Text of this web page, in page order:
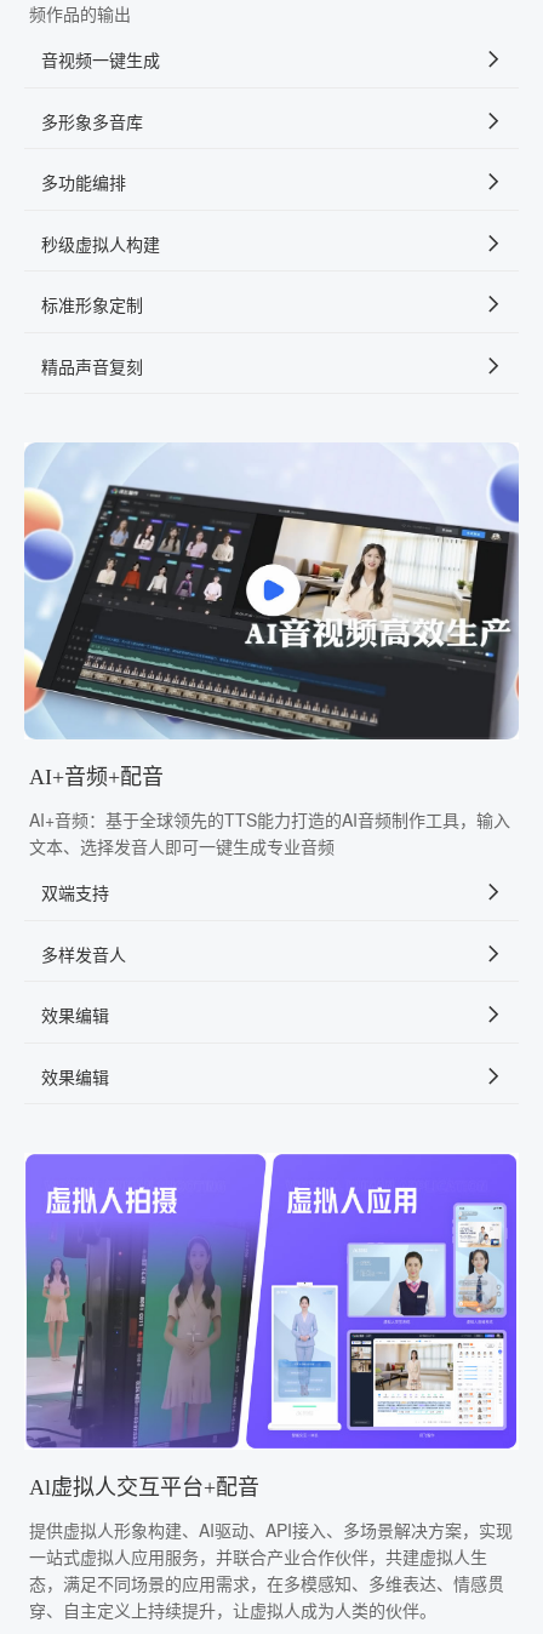
频作品的输出
音视频一键生成
多形象多音库
多功能编排
秒级虚拟人构建
标准形象定制
精品声音复刻
AI+音频+配音
AI+音频：基于全球领先的TTS能力打造的AI音频制作工具，输入
文本、选择发音人即可一键生成专业音频
双端支持
多样发音人
效果编辑
效果编辑
Al虚拟人交互平台+配音
提供虚拟人形象构建、AI驱动、API接入、多场景解决方案，实现
一站式虚拟人应用服务，并联合产业合作伙伴，共建虚拟人生
态，满足不同场景的应用需求，在多模感知、多维表达、情感贯
穿、自主定义上持续提升，让虚拟人成为人类的伙伴。